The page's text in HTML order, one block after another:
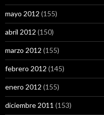
mayo 2012 (155)
abril 2012 (150)
marzo 2012 (155)
febrero 2012 (145)
enero 2012 (155)
diciembre 2011 (153)